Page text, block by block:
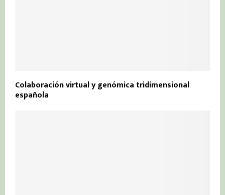
Colaboración virtual y genómica tridimensional
española